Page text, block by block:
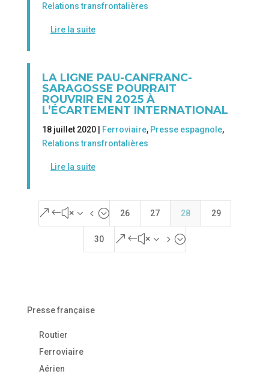
Relations transfrontalières
Lire la suite
LA LIGNE PAU-CANFRANC-
SARAGOSSE POURRAIT
ROUVRIR EN 2025 À
L’ÉCARTEMENT INTERNATIONAL
18 juillet 2020 | Ferroviaire, Presse espagnole,
Relations transfrontalières
Lire la suite
&#x34; 26 27 28 29
30 &#x35;
Presse française
Routier
Ferroviaire
Aérien